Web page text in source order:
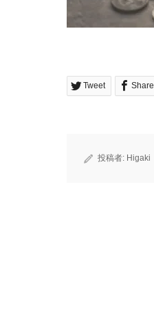
Tweet Share
投稿者: Higaki